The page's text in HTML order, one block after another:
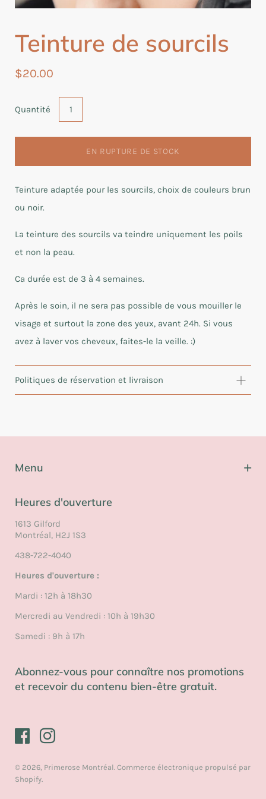
Teinture de sourcils
$20.00
Quantité
EN RUPTURE DE STOCK
Teinture adaptée pour les sourcils, choix de couleurs brun
ou noir.
La teinture des sourcils va teindre uniquement les poils
et non la peau.
Ca durée est de 3 à 4 semaines.
Après le soin, il ne sera pas possible de vous mouiller le
visage et surtout la zone des yeux, avant 24h. Si vous
avez à laver vos cheveux, faites-le la veille. :)
Politiques de réservation et livraison
débitée sur la carte au dossier. Les frais d'annulations ne
remboursables.
Politique de livraison : Les achats en ligne et en boutique
ne sont pas remboursables, ni échangeable. Nous livrons
avec Poste Canada et Chasseurs courrier. Si le colis est
Menu
FAQ
Notre équipe
Heures d'ouverture
1613 Gilford
Montréal, H2J 1S3
438-722-4040
Heures d'ouverture :
Mardi : 12h à 18h30
Mercredi au Vendredi : 10h à 19h30
Samedi : 9h à 17h
Abonnez-vous pour connaître nos promotions
et recevoir du contenu bien-être gratuit.
© 2026, Primerose Montréal. Commerce électronique propulsé par
Shopify.